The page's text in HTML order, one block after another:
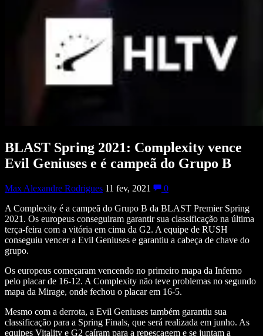
BLAST Spring 2021: Complexity vence
Evil Geniuses e é campeã do Grupo B
Max Alexandre Rodrigues 11 fev, 2021
0
A Complexity é a campeã do Grupo B da BLAST Premier Spring
2021. Os europeus conseguiram garantir sua classificação na última
terça-feira com a vitória em cima da G2. A equipe de RUSH
conseguiu vencer a Evil Geniuses e garantiu a cabeça de chave do
grupo.
Os europeus começaram vencendo no primeiro mapa da Inferno
pelo placar de 16-12. A Complexity não teve problemas no segundo
mapa da Mirage, onde fechou o placar em 16-5.
Mesmo com a derrota, a Evil Geniuses também garantiu sua
classificação para a Spring Finals, que será realizada em junho. As
equipes Vitality e G2 caíram para a repescagem e se juntam a